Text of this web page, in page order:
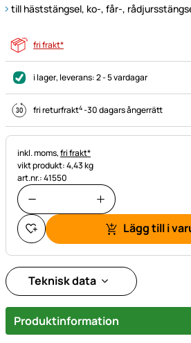
till häststängsel, ko-, får-,
fri frakt*
i lager, leverans:2 - 5 vardagar
fri returfrakt4-30 dagars ångerrätt
Skatteinformation:
inkl. moms,fri frakt*
vikt produkt: 4,43 kg
art.nr.: 41550
Lägg till i
Teknisk data
Produktinformation